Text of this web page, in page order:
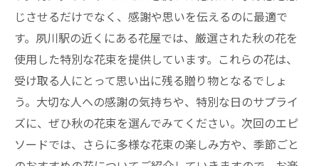
じさせるだけでなく、感謝や思いを伝えるのに最適で
す。夙川駅の近くにある花屋では、厳選された秋の花を
使用した特別な花束を提供しています。これらの花は、
受け取る人にとって思い出に残る贈り物となるでしょ
う。大切な人への感謝の気持ちや、特別な日のサプライ
ズに、ぜひ秋の花束を選んでみてください。次回のエピ
ソードでは、さらに多様な花束の楽しみ方や、季節ごと